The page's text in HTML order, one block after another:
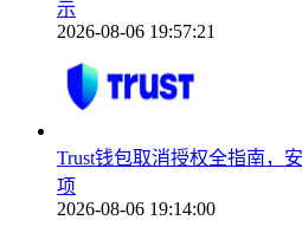
示
2026-08-06 19:57:21
Trust钱包取消授权全指南，
项
2026-08-06 19:14:00